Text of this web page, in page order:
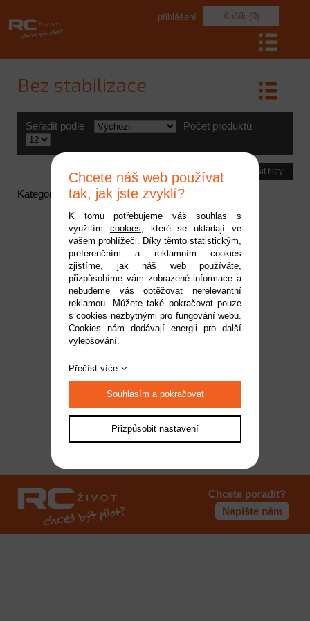
Košík (0)
přihlášení
Bez stabilizace
Seřadit podle Počet produktů
Zrušit filtry
Kategorie neobsahuje žádné aktivní položky
Chcete poradit?
Napište nám
Chcete náš web používat
tak, jak jste zvyklí?
K tomu potřebujeme váš souhlas s
využitím cookies, které se ukládají ve
vašem prohlížeči. Díky těmto statistickým,
preferenčním a reklamním cookies
zjistíme, jak náš web používáte,
přizpůsobíme vám zobrazené informace a
nebudeme vás obtěžovat nerelevantní
reklamou. Můžete také pokračovat pouze
s cookies nezbytnými pro fungování webu.
Cookies nám dodávají energii pro další
vylepšování.
Přečíst více
Souhlasím a pokračovat
Přizpůsobit nastavení